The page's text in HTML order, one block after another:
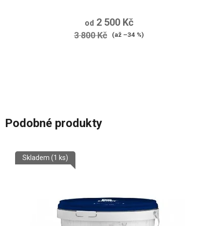
od 2 500 Kč
3 800 Kč (až –34 %)
Podobné produkty
Skladem (1 ks)